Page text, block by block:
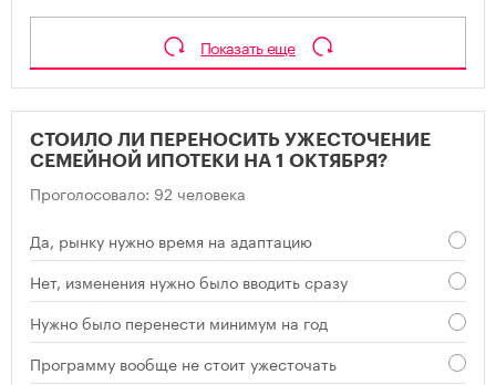
Показать еще
СТОИЛО ЛИ ПЕРЕНОСИТЬ УЖЕСТОЧЕНИЕ
СЕМЕЙНОЙ ИПОТЕКИ НА 1 ОКТЯБРЯ?
Проголосовало: 92 человека
Да, рынку нужно время на адаптацию
Нет, изменения нужно было вводить сразу
Нужно было перенести минимум на год
Программу вообще не стоит ужесточать